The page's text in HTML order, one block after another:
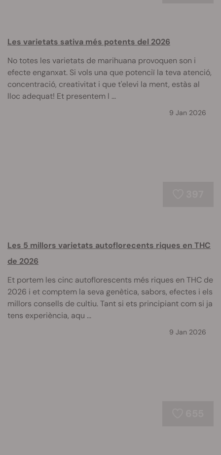
Les varietats sativa més potents del 2026
No totes les varietats de marihuana provoquen son i
efecte enganxat. Si vols una que potenciï la teva atenció,
concentració, creativitat i que t'elevi la ment, estàs al
lloc adequat! Et presentem l ...
9 Jan 2026
Les 5 millors varietats autoflorecents riques en THC
de 2026
Et portem les cinc autoflorescents més riques en THC de
2026 i et comptem la seva genètica, sabors, efectes i els
millors consells de cultiu. Tant si ets principiant com si ja
tens experiència, aqu ...
9 Jan 2026